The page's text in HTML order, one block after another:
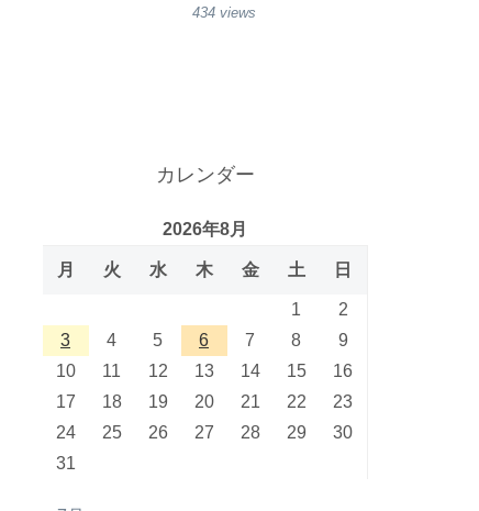
434 views
カレンダー
2026年8月
月 火 水 木 金 土 日
1
2
3
4 5 6 7 8
9
10
11 12 13 14 15
16
17
18 19 20 21 22
23
24
25 26 27 28 29
30
31